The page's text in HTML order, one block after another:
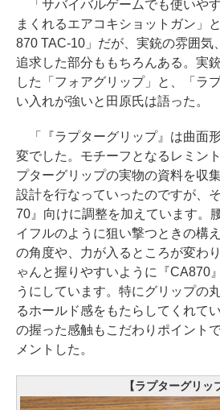
「サバイバルゲームでも使いや
まくれるエアコキショットガン」
870 TAC-10」だが、実銃の雰囲気
追求した部分ももちろんある。実
した「フォアグリップ」と、「ラ
い入れが強いと田原氏は語った。
「『ラプターグリップ』は曲面
変でした。モチーフとなるレミン
プターグリップの実物の資料を収
設計を行なっていったのですが、
70』向けに調整を加えています。
イフルのように狙い撃つときの構
の角度や、力が入るところが変わ
ゃんと握りやすいように『CA870
うにしています。特にグリップの
るホールド感をもたらしてくれて
の握った感触もこだわりポイント
メントした。
【ラプターグリッ